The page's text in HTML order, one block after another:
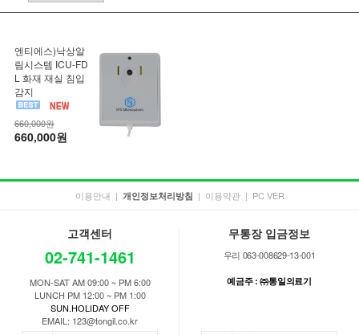
엔티에스)낙상알
림시스템 ICU-FD
L 화재 재실 침입
감지
660,000원
660,000원
이용안내 | 개인정보처리방침 | 이용약관 | PC VER
고객센터
02-741-1461
MON-SAT AM 09:00 ~ PM 6:00
LUNCH PM 12:00 ~ PM 1:00
SUN.HOLIDAY OFF
EMAIL: 123@tongil.co.kr
무통장 입금정보
우리 063-008629-13-001
예금주 : ㈜통일의료기